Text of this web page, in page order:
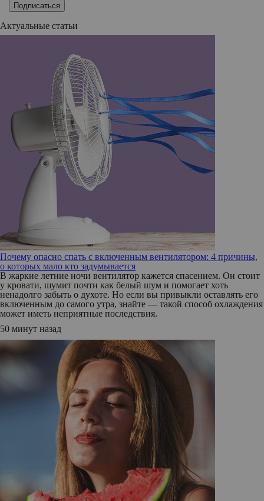
Подписаться
Актуальные статьи
Почему опасно спать с включенным вентилятором: 4 причины,
о которых мало кто задумывается
В жаркие летние ночи вентилятор кажется спасением. Он стоит
у кровати, шумит почти как белый шум и помогает хоть
ненадолго забыть о духоте. Но если вы привыкли оставлять его
включенным до самого утра, знайте — такой способ охлаждения
может иметь неприятные последствия.
50 минут назад